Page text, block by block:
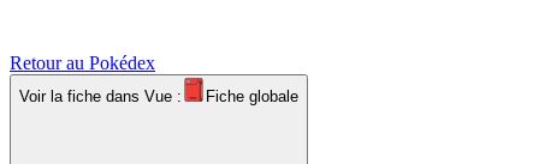
Retour au Pokédex
Voir la fiche dans Vue : Fiche globale